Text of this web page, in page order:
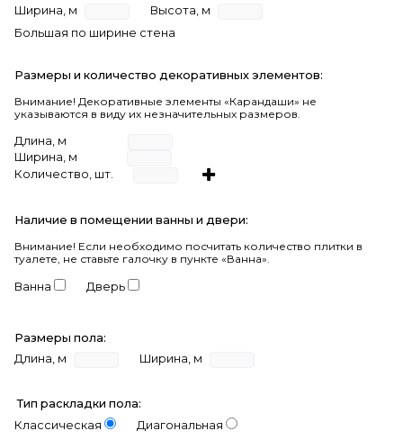
Ширина, м
Высота, м
Большая по ширине стена
Размеры и количество декоративных элементов:
Внимание! Декоративные элементы «Карандаши» не
указываются в виду их незначительных размеров.
Длина, м
Ширина, м
Количество, шт.
Наличие в помещении ванны и двери:
Внимание! Если необходимо посчитать количество плитки в
туалете, не ставьте галочку в пункте «Ванна».
Ванна Дверь
Размеры пола:
Длина, м
Ширина, м
Тип раскладки пола:
Классическая
Диагональная